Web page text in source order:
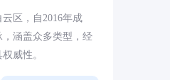
区，自2016年成
涵盖众多类型，经
威性。